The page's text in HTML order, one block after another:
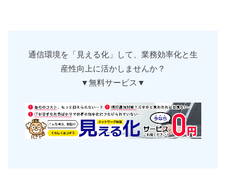
通信環境を「見える化」して、業務効率化と生
産性向上に活かしませんか？
▼無料サービス▼